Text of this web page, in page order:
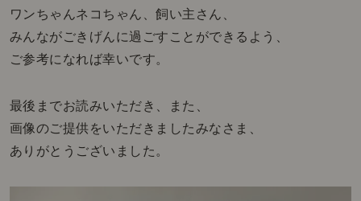
ワンちゃんネコちゃん、飼い主さん、
みんながごきげんに過ごすことができるよう、
ご参考になれば幸いです。
最後までお読みいただき、また、
画像のご提供をいただきましたみなさま、
ありがとうございました。